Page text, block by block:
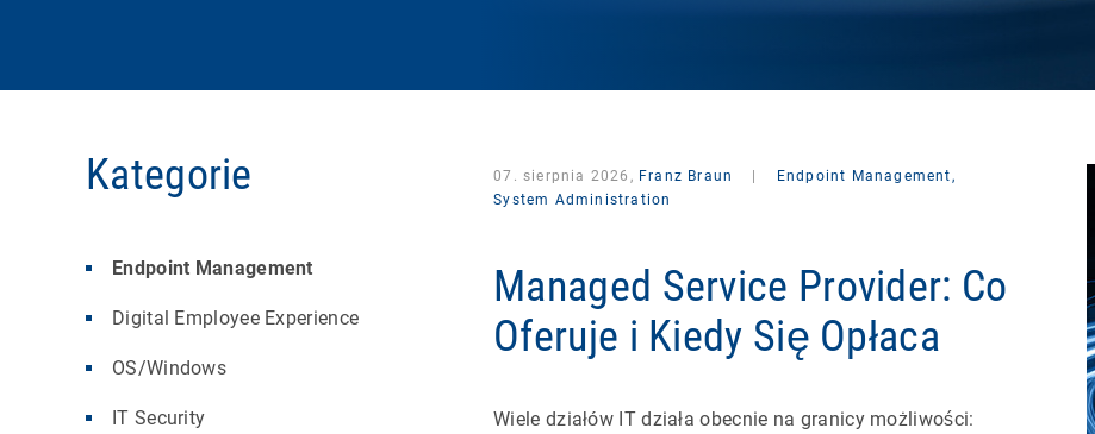
Kategorie
Endpoint Management
Digital Employee Experience
OS/Windows
IT Security
07. sierpnia 2026, Franz Braun
Endpoint Management,
System Administration
Managed Service Provider: Co
Oferuje i Kiedy Się Opłaca
Wiele działów IT działa obecnie na granicy możliwości: